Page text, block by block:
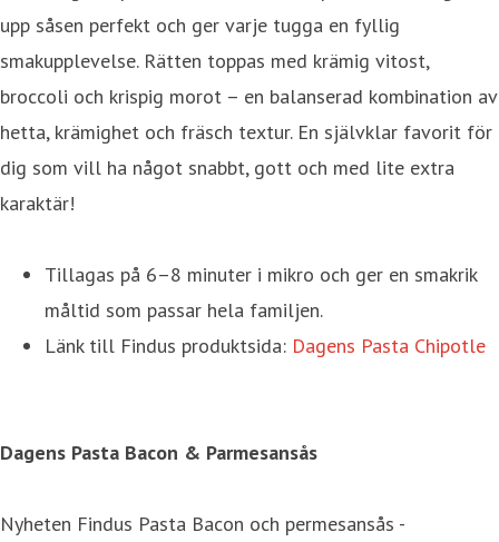
upp såsen perfekt och ger varje tugga en fyllig
smakupplevelse. Rätten toppas med krämig vitost,
broccoli och krispig morot – en balanserad kombination av
hetta, krämighet och fräsch textur. En självklar favorit för
dig som vill ha något snabbt, gott och med lite extra
karaktär!
Tillagas på 6–8 minuter i mikro och ger en smakrik
måltid som passar hela familjen.
Länk till Findus produktsida: Dagens Pasta Chipotle
Dagens Pasta Bacon & Parmesansås
Nyheten Findus Pasta Bacon och permesansås -